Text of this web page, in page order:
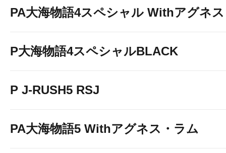
PA大海物語4スペシャル Withアグネ
P大海物語4スペシャルBLACK
P J-RUSH5 RSJ
PA大海物語5 Withアグネス・ラム